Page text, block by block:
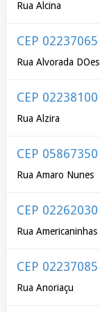
Rua Alcina
CEP 02237065
Rua Alvorada
CEP 02238100
Rua Alzira
CEP 05867350
Rua Amaro Nunes
CEP 02262030
Rua Americaninhas
CEP 02237085
Rua Anoriaçu